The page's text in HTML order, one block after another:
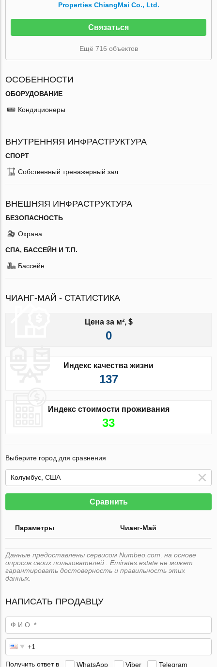
Properties ChiangMai Co., Ltd.
Связаться
Ещё 716 объектов
ОСОБЕННОСТИ
ОБОРУДОВАНИЕ
Кондиционеры
ВНУТРЕННЯЯ ИНФРАСТРУКТУРА
СПОРТ
Собственный тренажерный зал
ВНЕШНЯЯ ИНФРАСТРУКТУРА
БЕЗОПАСНОСТЬ
Охрана
СПА, БАССЕЙН И Т.П.
Бассейн
ЧИАНГ-МАЙ - СТАТИСТИКА
Цена за м², $
0
Индекс качества жизни
137
Индекс стоимости проживания
33
Выберите город для сравнения
Сравнить
Параметры Чианг-Май
Данные предоставлены сервисом Numbeo.com, на основе
опросов своих пользователей . Emirates.estate не может
гарантировать достоверность и правильность этих
данных.
НАПИСАТЬ ПРОДАВЦУ
Получить ответ в WhatsApp Viber Telegram